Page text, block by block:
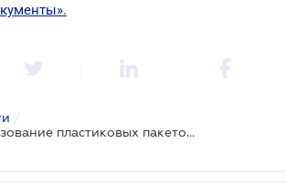
/
Штраф за использование пластиковых пакетов - 8500 грн: в Раде зарегистрирован новый законопроект